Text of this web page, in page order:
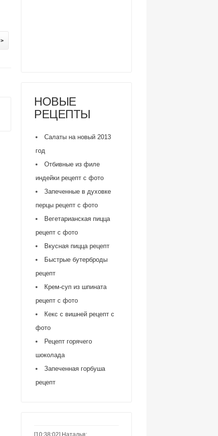
НОВЫЕ
РЕЦЕПТЫ
Салаты на новый 2013
год
Отбивные из филе
индейки рецепт с фото
Запеченные в духовке
перцы рецепт с фото
Вегетарианская пицца
рецепт с фото
Вкусная пицца рецепт
Быстрые бутерброды
рецепт
Крем-суп из шпината
рецепт с фото
Кекс с вишней рецепт с
фото
Рецепт горячего
шоколада
Запеченная горбуша
рецепт
[10:38:02] Наталья: